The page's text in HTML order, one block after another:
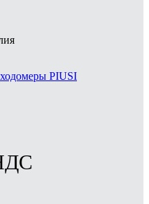
PIUSI